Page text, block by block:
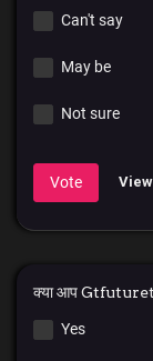
Can't say
May be
Not sure
Vote
क्या आप
Yes